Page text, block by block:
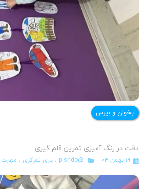
بخوان و بپرس
دقت در رنگ آمیزی تمرین قلم گیری
۱۹ بهمن ۰۴ @pishdo ، بازی تمرکزی ،